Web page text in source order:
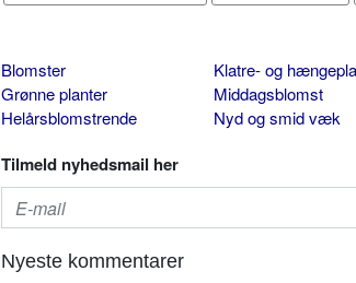
Blomster
Grønne planter
Helårsblomstrende
Klatre- og
Middagsblomst
Nyd og smid væk
Tilmeld nyhedsmail her
Nyeste kommentarer